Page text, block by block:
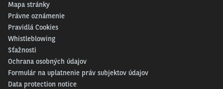
Mapa stránky
Právne oznámenie
Pravidlá Cookies
Whistleblowing
Sťažnosti
Ochrana osobných údajov
Formulár na uplatnenie práv subjektov údajov
Data protection notice